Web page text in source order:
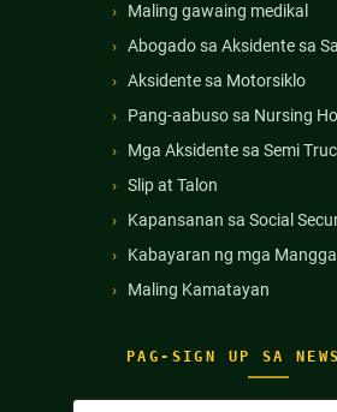
PAG-SIGN UP SA
Maling gawaing medikal
Abogado sa Aksidente sa
Aksidente sa Motorsiklo
Pang-aabuso sa Nursing
Mga Aksidente sa Semi
Slip at Talon
Kapansanan sa Social
Kabayaran ng mga
Maling Kamatayan